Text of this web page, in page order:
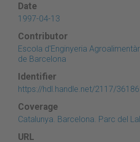
Date
1997-04-13
Contributor
Escola d'Enginyeria
de Barcelona
Identifier
https://hdl.handle.net/2117/
Coverage
Catalunya. Barcelona. Parc del
URL